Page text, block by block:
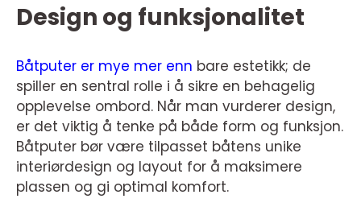
Design og funksjonalitet
Båtputer er mye mer enn bare estetikk; de
spiller en sentral rolle i å sikre en behagelig
opplevelse ombord. Når man vurderer design,
er det viktig å tenke på både form og funksjon.
Båtputer bør være tilpasset båtens unike
interiørdesign og layout for å maksimere
plassen og gi optimal komfort.